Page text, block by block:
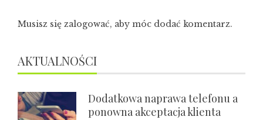
Musisz się zalogować, aby móc dodać komentarz.
AKTUALNOŚCI
Dodatkowa naprawa telefonu a
ponowna akceptacja klienta